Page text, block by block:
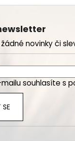
novinky či
souhlasíte s
SE